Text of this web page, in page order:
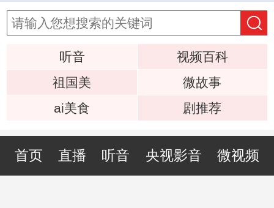
听音
视频百科
祖国美
微故事
ai美食
剧推荐
首页 直播 听音 央视影音 微视频